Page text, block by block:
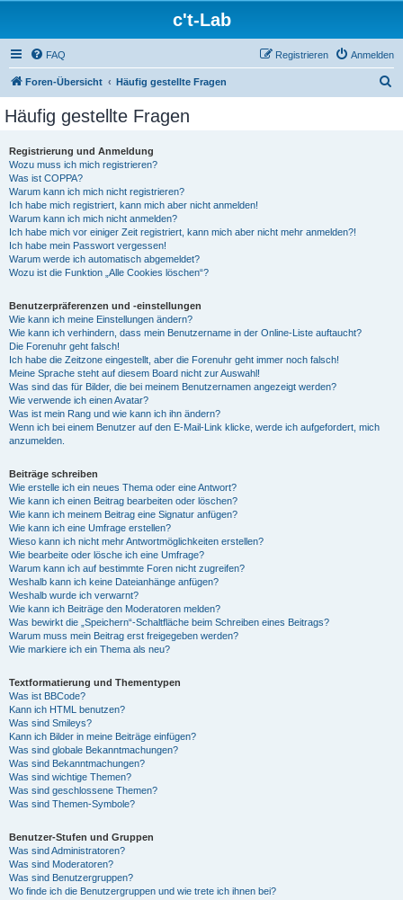
c't-Lab
FAQ Anmelden
Registrieren
Foren-Übersicht Häufig gestellte Fragen
Häufig gestellte Fragen
Registrierung und Anmeldung
Wozu muss ich mich registrieren?
Was ist COPPA?
Warum kann ich mich nicht registrieren?
Ich habe mich registriert, kann mich aber nicht anmelden!
Warum kann ich mich nicht anmelden?
Ich habe mich vor einiger Zeit registriert, kann mich aber nicht mehr anmelden?!
Ich habe mein Passwort vergessen!
Warum werde ich automatisch abgemeldet?
Wozu ist die Funktion „Alle Cookies löschen“?
Benutzerpräferenzen und -einstellungen
Wie kann ich meine Einstellungen ändern?
Wie kann ich verhindern, dass mein Benutzername in der Online-Liste auftaucht?
Die Forenuhr geht falsch!
Ich habe die Zeitzone eingestellt, aber die Forenuhr geht immer noch falsch!
Meine Sprache steht auf diesem Board nicht zur Auswahl!
Was sind das für Bilder, die bei meinem Benutzernamen angezeigt werden?
Wie verwende ich einen Avatar?
Was ist mein Rang und wie kann ich ihn ändern?
Wenn ich bei einem Benutzer auf den E-Mail-Link klicke, werde ich aufgefordert, mich
anzumelden.
Beiträge schreiben
Wie erstelle ich ein neues Thema oder eine Antwort?
Wie kann ich einen Beitrag bearbeiten oder löschen?
Wie kann ich meinem Beitrag eine Signatur anfügen?
Wie kann ich eine Umfrage erstellen?
Wieso kann ich nicht mehr Antwortmöglichkeiten erstellen?
Wie bearbeite oder lösche ich eine Umfrage?
Warum kann ich auf bestimmte Foren nicht zugreifen?
Weshalb kann ich keine Dateianhänge anfügen?
Weshalb wurde ich verwarnt?
Wie kann ich Beiträge den Moderatoren melden?
Was bewirkt die „Speichern“-Schaltfläche beim Schreiben eines Beitrags?
Warum muss mein Beitrag erst freigegeben werden?
Wie markiere ich ein Thema als neu?
Textformatierung und Thementypen
Was ist BBCode?
Kann ich HTML benutzen?
Was sind Smileys?
Kann ich Bilder in meine Beiträge einfügen?
Was sind globale Bekanntmachungen?
Was sind Bekanntmachungen?
Was sind wichtige Themen?
Was sind geschlossene Themen?
Was sind Themen-Symbole?
Benutzer-Stufen und Gruppen
Was sind Administratoren?
Was sind Moderatoren?
Was sind Benutzergruppen?
Wo finde ich die Benutzergruppen und wie trete ich ihnen bei?